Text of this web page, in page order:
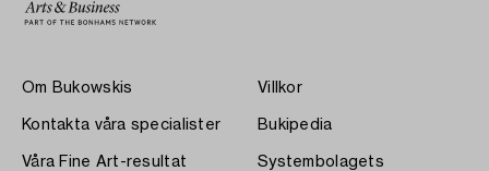
Om Bukowskis
Kontakta våra specialister
Våra Fine Art-resultat
Villkor
Bukipedia
Systembolagets